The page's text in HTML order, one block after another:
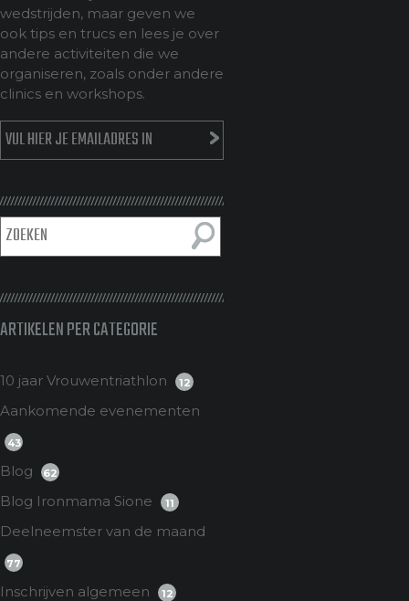
wedstrijden, maar geven we
ook tips en trucs en lees je over
andere activiteiten die we
organiseren, zoals onder andere
clinics en workshops.
ARTIKELEN PER CATEGORIE
10 jaar Vrouwentriathlon 12
Aankomende evenementen
43
Blog 62
Blog Ironmama Sione 11
Deelneemster van de maand
77
Inschrijven algemeen 12